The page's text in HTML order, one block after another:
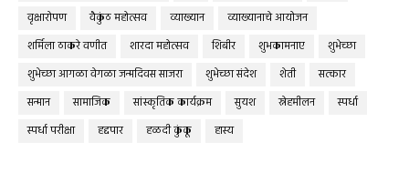
वृक्षारोपण
वैकुंठ महोत्सव व्याख्यान
व्याख्यानाचे आयोजन
शर्मिला ठाकरे वणीत
शारदा महोत्सव शिबीर शुभकामनाए
शुभेच्छा
शुभेच्छा आगळा वेगळा जन्मदिवस साजरा
शुभेच्छा संदेश शेती
सत्कार
सन्मान
सामाजिक सांस्कृतिक कार्यक्रम सुयश स्नेहमीलन
स्पर्धा
स्पर्धा परीक्षा
हद्दपार हळदी कुंकू हास्य